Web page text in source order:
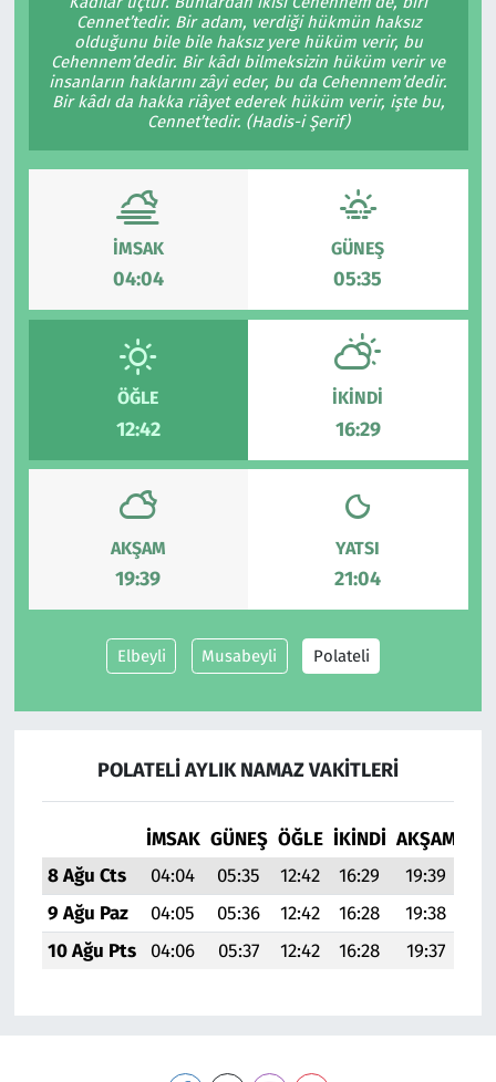
Cennet’tedir. Bir adam, verdiği hükmün haksız
olduğunu bile bile haksız yere hüküm verir, bu
Cehennem’dedir. Bir kâdı bilmeksizin hüküm verir ve
insanların haklarını zâyi eder, bu da Cehennem’dedir.
Bir kâdı da hakka riâyet ederek hüküm verir, işte bu,
Cennet’tedir. (Hadis-i Şerif)
İMSAK
04:04
GÜNEŞ
05:35
ÖĞLE
12:42
İKINDI
16:29
AKŞAM
19:39
YATSI
21:04
Elbeyli Musabeyli Polateli
POLATELI AYLIK NAMAZ VAKITLERI
İMSAK GÜNEŞ ÖĞLE İKINDI AKŞAM
8 Ağu Cts
04:04 05:35 12:42 16:29 19:39
9 Ağu Paz
04:05 05:36 12:42 16:28 19:38
10 Ağu Pts
04:06 05:37 12:42 16:28 19:37